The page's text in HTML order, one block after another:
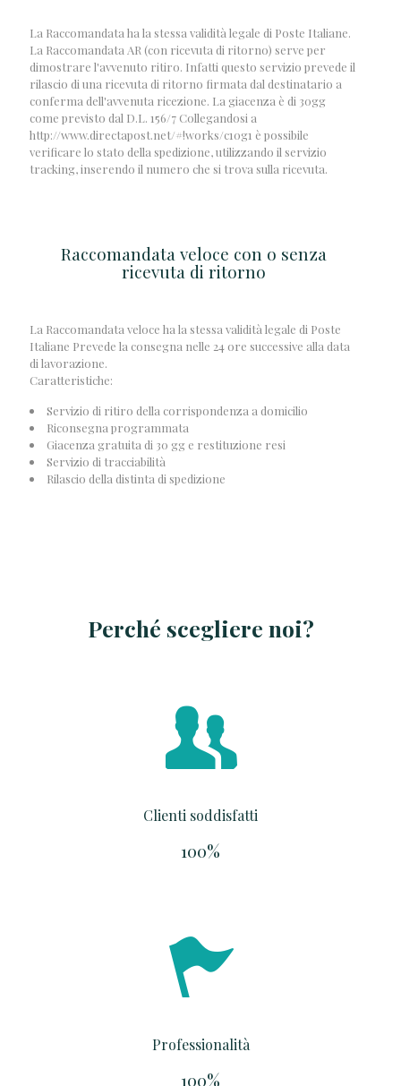
La Raccomandata ha la stessa validità legale di Poste Italiane.
La Raccomandata AR (con ricevuta di ritorno) serve per
dimostrare l'avvenuto ritiro. Infatti questo servizio prevede il
rilascio di una ricevuta di ritorno firmata dal destinatario a
conferma dell'avvenuta ricezione. La giacenza è di 30gg
come previsto dal D.L. 156/7 Collegandosi a
http://www.directapost.net/#!works/c10g1 è possibile
verificare lo stato della spedizione, utilizzando il servizio
tracking, inserendo il numero che si trova sulla ricevuta.
Raccomandata veloce con o senza
ricevuta di ritorno
La Raccomandata veloce ha la stessa validità legale di Poste
Italiane Prevede la consegna nelle 24 ore successive alla data
di lavorazione.
Caratteristiche:
Servizio di ritiro della corrispondenza a domicilio
Riconsegna programmata
Giacenza gratuita di 30 gg e restituzione resi
Servizio di tracciabilità
Rilascio della distinta di spedizione
Perché scegliere noi?
Clienti soddisfatti
100%
Professionalità
100%